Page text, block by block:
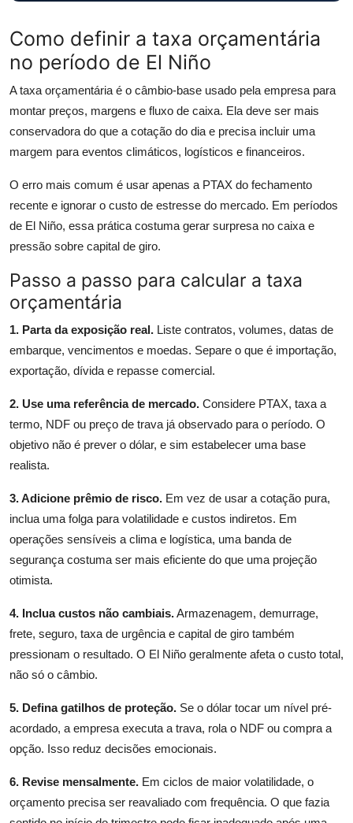
Como definir a taxa orçamentária
no período de El Niño
A taxa orçamentária é o câmbio-base usado pela empresa para
montar preços, margens e fluxo de caixa. Ela deve ser mais
conservadora do que a cotação do dia e precisa incluir uma
margem para eventos climáticos, logísticos e financeiros.
O erro mais comum é usar apenas a PTAX do fechamento
recente e ignorar o custo de estresse do mercado. Em períodos
de El Niño, essa prática costuma gerar surpresa no caixa e
pressão sobre capital de giro.
Passo a passo para calcular a taxa
orçamentária
1. Parta da exposição real. Liste contratos, volumes, datas de
embarque, vencimentos e moedas. Separe o que é importação,
exportação, dívida e repasse comercial.
2. Use uma referência de mercado. Considere PTAX, taxa a
termo, NDF ou preço de trava já observado para o período. O
objetivo não é prever o dólar, e sim estabelecer uma base
realista.
3. Adicione prêmio de risco. Em vez de usar a cotação pura,
inclua uma folga para volatilidade e custos indiretos. Em
operações sensíveis a clima e logística, uma banda de
segurança costuma ser mais eficiente do que uma projeção
otimista.
4. Inclua custos não cambiais.Armazenagem, demurrage,
frete, seguro, taxa de urgência e capital de giro também
pressionam o resultado. O El Niño geralmente afeta o custo total,
não só o câmbio.
5. Defina gatilhos de proteção. Se o dólar tocar um nível pré-
acordado, a empresa executa a trava, rola o NDF ou compra a
opção. Isso reduz decisões emocionais.
6. Revise mensalmente. Em ciclos de maior volatilidade, o
orçamento precisa ser reavaliado com frequência. O que fazia